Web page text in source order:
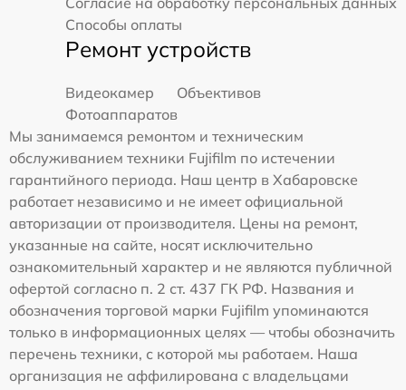
Способы оплаты
Ремонт устройств
Видеокамер
Объективов
Фотоаппаратов
Мы занимаемся ремонтом и техническим
обслуживанием техники Fujifilm по истечении
гарантийного периода. Наш центр в Хабаровске
работает независимо и не имеет официальной
авторизации от производителя. Цены на ремонт,
указанные на сайте, носят исключительно
ознакомительный характер и не являются публичной
офертой согласно п. 2 ст. 437 ГК РФ. Названия и
обозначения торговой марки Fujifilm упоминаются
только в информационных целях — чтобы обозначить
перечень техники, с которой мы работаем. Наша
организация не аффилирована с владельцами